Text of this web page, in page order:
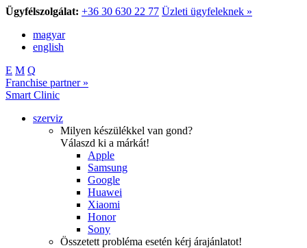
Ügyfélszolgálat: +36 30 630 22 77 Üzleti ügyfeleknek »
magyar
english
E M Q
Franchise partner »
Smart Clinic
szerviz
Milyen készülékkel van gond?
Válaszd ki a márkát!
Apple
Samsung
Google
Huawei
Xiaomi
Honor
Sony
Összetett probléma esetén kérj árajánlatot!